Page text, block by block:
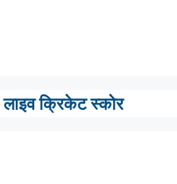
लाइव क्रिकेट स्कोर